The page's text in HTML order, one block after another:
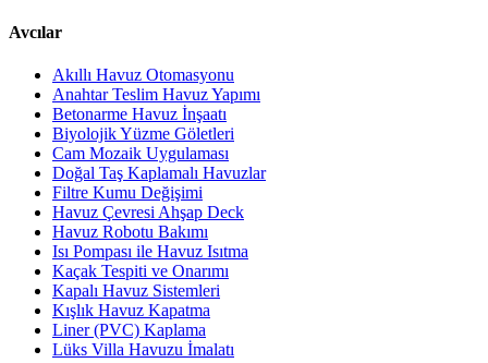
Avcılar
Akıllı Havuz Otomasyonu
Anahtar Teslim Havuz Yapımı
Betonarme Havuz İnşaatı
Biyolojik Yüzme Göletleri
Cam Mozaik Uygulaması
Doğal Taş Kaplamalı Havuzlar
Filtre Kumu Değişimi
Havuz Çevresi Ahşap Deck
Havuz Robotu Bakımı
Isı Pompası ile Havuz Isıtma
Kaçak Tespiti ve Onarımı
Kapalı Havuz Sistemleri
Kışlık Havuz Kapatma
Liner (PVC) Kaplama
Lüks Villa Havuzu İmalatı